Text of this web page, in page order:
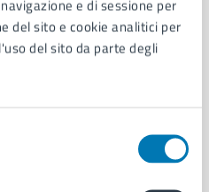
e di sessione per
del sito e cookie analitici per
del sito da parte degli